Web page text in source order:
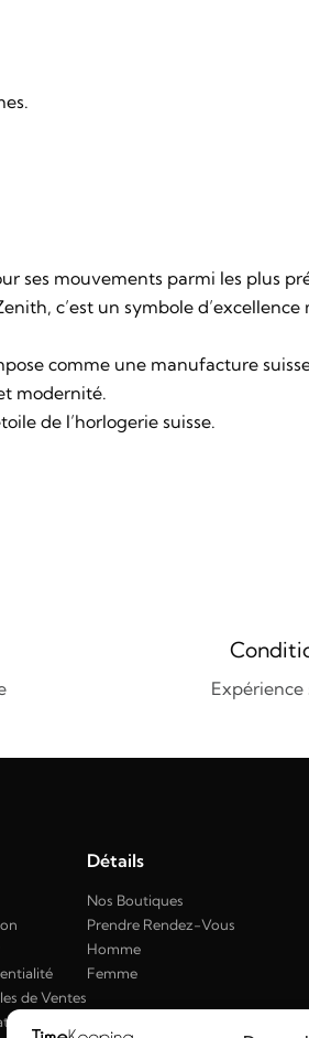
ses mouvements parmi les plus
c’est un symbole d’excellence
comme une manufacture
modernité.
de l’horlogerie suisse.
de Ventes
Détails
Nos Boutiques
Prendre Rendez-Vous
Homme
Femme